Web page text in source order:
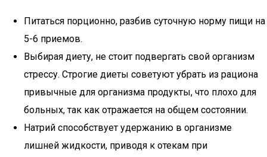
Питаться порционно, разбив суточную норму пищи на
5-6 приемов.
Выбирая диету, не стоит подвергать свой организм
стрессу. Строгие диеты советуют убрать из рациона
привычные для организма продукты, что плохо для
больных, так как отражается на общем состоянии.
Натрий способствует удержанию в организме
лишней жидкости, приводя к отекам при